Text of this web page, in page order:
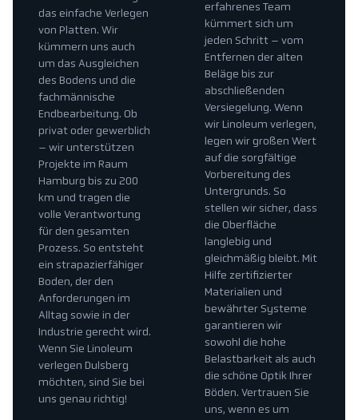
erfahrenes Team
kümmert sich um
jeden Schritt – vom
Entfernen der alten
Beläge bis zur
abschließenden
Versiegelung. Wenn
wir Linoleum verlegen,
legen wir großen Wert
auf die sorgfältige
Vorbereitung des
Untergrunds. So
stellen wir sicher, dass
die Oberfläche
langlebig und
gleichmäßig bleibt. Mit
Hilfe zertifizierter
Materialien und
bewährter Systeme
garantieren wir
sowohl die hohe
Belastbarkeit als auch
die schöne Optik Ihrer
Böden. Vertrauen Sie
uns, wenn es um
das einfache Verlegen
von Platten. Wir
kümmern uns auch
um das Ausgleichen
des Bodens und die
fachmännische
Endbearbeitung. Ob
privat oder gewerblich
– wir unterstützen
Projekte im Raum
Hamburg bis zu 200
km und tragen die
volle Verantwortung
für den gesamten
Prozess. So entsteht
ein strapazierfähiger
Boden, der den
Anforderungen im
Alltag sowie in der
Industrie gerecht wird.
Wenn Sie Linoleum
verlegen Dulsberg
möchten, sind Sie bei
uns genau richtig!